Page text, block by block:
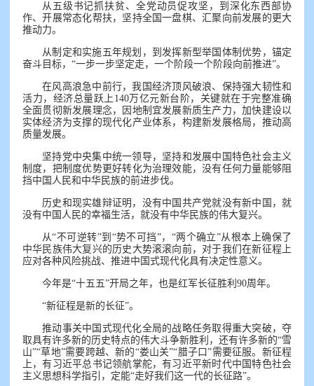
从五级书记抓扶贫、全党动员促攻坚，到深化东西部协
作、开展常态化帮扶，坚持全国一盘棋、汇聚向前发展的更大
推动力。
从制定和实施五年规划，到发挥新型举国体制优势，锚定
奋斗目标，“一步一步坚定走，一个阶段一个阶段向前推进”。
在风高浪急中前行，我国经济顶风破浪、保持强大韧性和
活力，经济总量跃上140万亿元新台阶，关键就在于完整准确
全面贯彻新发展理念，因地制宜发展新质生产力，加快建设以
实体经济为支撑的现代化产业体系，构建新发展格局，推动高
质量发展。
坚持党中央集中统一领导，坚持和发展中国特色社会主义
制度，把制度优势更好转化为治理效能，没有任何力量能够阻
挡中国人民和中华民族的前进步伐。
历史和现实雄辩证明，没有中国共产党就没有新中国，就
没有中国人民的幸福生活，就没有中华民族的伟大复兴。
从“不可逆转”到“势不可挡”，“两个确立”从根本上确保了
中华民族伟大复兴的历史大势滚滚向前，对于我们在新征程上
应对各种风险挑战、推进中国式现代化具有决定性意义。
今年是“十五五”开局之年，也是红军长征胜利90周年。
“新征程是新的长征”。
推动事关中国式现代化全局的战略任务取得重大突破，夺
取具有许多新的历史特点的伟大斗争新胜利，还有许多新的“雪
山”“草地”需要跨越、新的“娄山关”“腊子口”需要征服。新征程
上，有习近平总书记领航掌舵，有习近平新时代中国特色社会
主义思想科学指引，定能“走好我们这一代的长征路”。